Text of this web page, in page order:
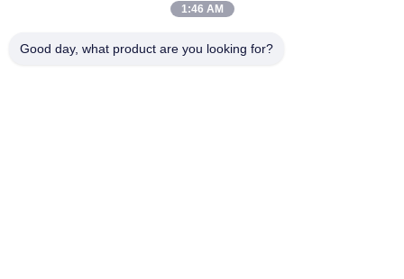
会社案内
お問い合わせ
1:46 AM
Good day, what product are you looking for?